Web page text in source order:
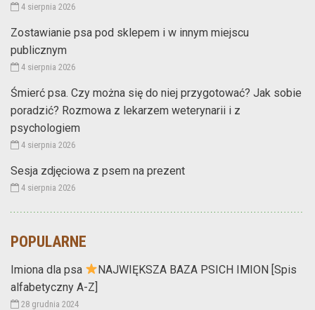
4 sierpnia 2026
Zostawianie psa pod sklepem i w innym miejscu
publicznym
4 sierpnia 2026
Śmierć psa. Czy można się do niej przygotować? Jak sobie
poradzić? Rozmowa z lekarzem weterynarii i z
psychologiem
4 sierpnia 2026
Sesja zdjęciowa z psem na prezent
4 sierpnia 2026
POPULARNE
Imiona dla psa
NAJWIĘKSZA BAZA PSICH IMION [Spis
alfabetyczny A-Z]
28 grudnia 2024